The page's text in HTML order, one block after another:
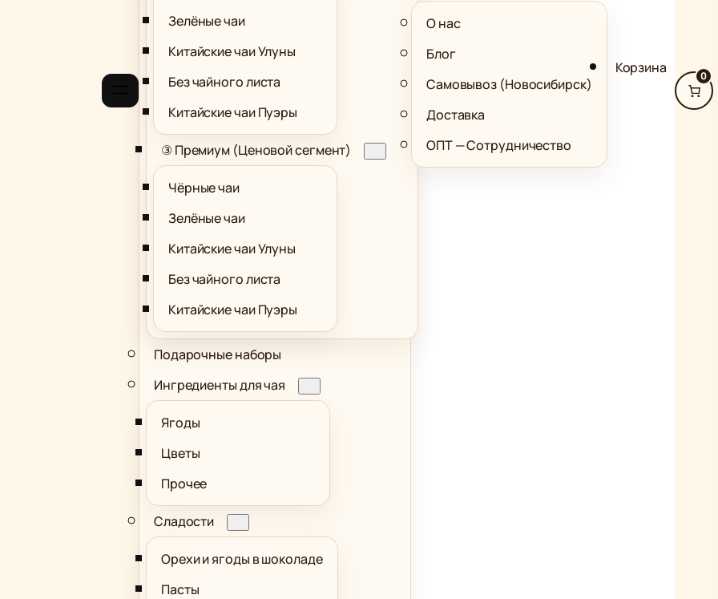
Зелёные чаи
Китайские чаи Улуны
Без чайного листа
Китайские чаи Пуэры
③ Премиум (Ценовой сегмент)
Чёрные чаи
Зелёные чаи
Китайские чаи Улуны
Без чайного листа
Китайские чаи Пуэры
Подарочные наборы
Ингредиенты для чая
Ягоды
Цветы
Прочее
Сладости
Орехи и ягоды в шоколаде
Пасты
О нас
Блог
Самовывоз (Новосибирск)
Доставка
ОПТ — Сотрудничество
Корзина 0